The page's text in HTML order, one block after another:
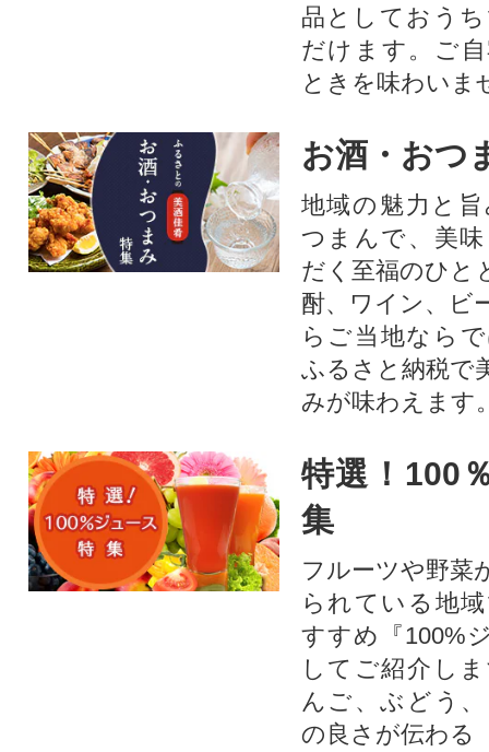
品としておう
だけます。ご
ときを味わいま
お酒・おつ
地域の魅力と
つまんで、美
だく至福のひと
酎、ワイン、ビ
らご当地なら
ふるさと納税で
みが味わえます
特選！100
集
フルーツや野菜
られている地
すすめ『100%
してご紹介し
んご、ぶどう
の良さが伝わる